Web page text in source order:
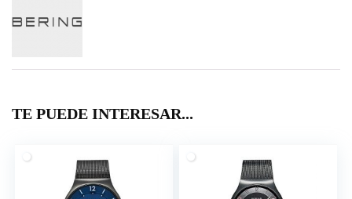
TE PUEDE INTERESAR...